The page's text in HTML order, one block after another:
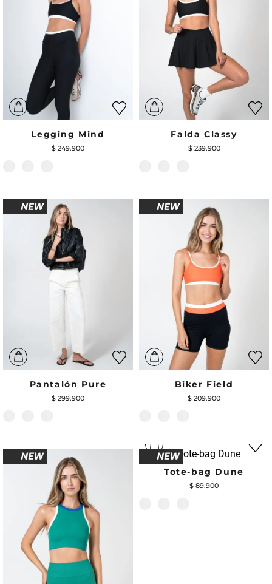
Legging Mind
$ 249.900
Falda Classy
$ 239.900
Pantalón Pure
$ 299.900
Biker Field
$ 209.900
Tote-bag Dune
$ 89.900